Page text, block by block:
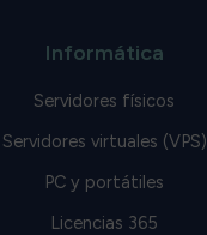
Informática
Servidores físicos
Servidores virtuales (VPS)
PC y portátiles
Licencias 365